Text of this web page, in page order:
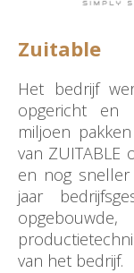
Zuitable
Het bedrijf
opgericht en
miljoen
van
en nog
jaar
van het bedrijf.